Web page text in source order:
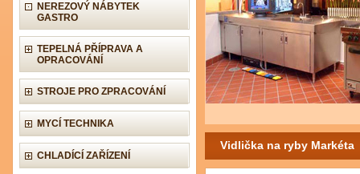
NEREZOVÝ NÁBYTEK
GASTRO
TEPELNÁ PŘÍPRAVA A
OPRACOVÁNÍ
STROJE PRO ZPRACOVÁNÍ
MYCÍ TECHNIKA
CHLADÍCÍ ZAŘÍZENÍ
Vidlička na ryby Markéta